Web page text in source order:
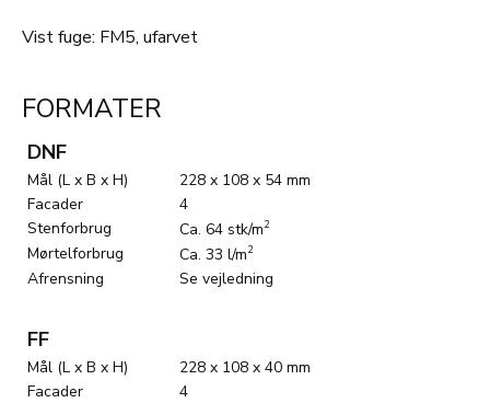
Vist fuge: FM5, ufarvet
FORMATER
DNF
Mål (L x B x H)
228 x 108 x 54 mm
Facader
4
Stenforbrug
Ca. 64 stk/m2
Mørtelforbrug Ca. 33 l/m2
Afrensning Se vejledning
FF
Mål (L x B x H)
228 x 108 x 40 mm
Facader
4